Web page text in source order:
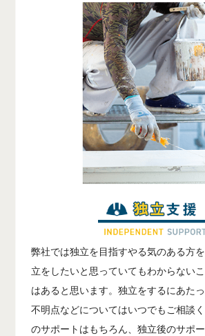
弊社では独立を目指すやる気のある方
立をしたいと思っていてもわからない
はあると思います。独立をするにあた
不明点などについてはいつでもご相談
のサポートはもちろん、独立後のサポ